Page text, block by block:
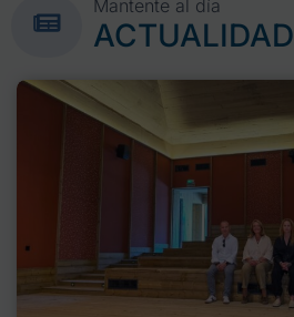
Mantente al día
ACTUALIDAD